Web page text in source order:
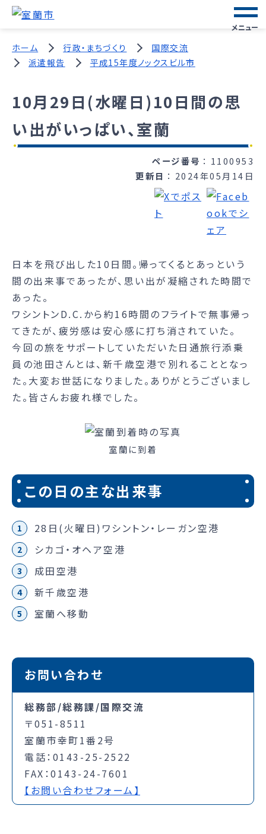
メニュー
ホーム 行政・まちづくり
国際交流
派遣報告
平成15年度ノックスビル市
10月29日(水曜日)10日間の思
い出がいっぱい、室蘭
ページ番号
1100953
更新日
2024年05月14日
日本を飛び出した10日間。帰ってくるとあっという
間の出来事であったが、思い出が凝縮された時間で
あった。
ワシントンD.C.から約16時間のフライトで無事帰っ
てきたが、疲労感は安心感に打ち消されていた。
今回の旅をサポートしていただいた日通旅行添乗
員の池田さんとは、新千歳空港で別れることとなっ
た。大変お世話になりました。ありがとうございまし
た。皆さんお疲れ様でした。
室蘭に到着
この日の主な出来事
28日(火曜日)ワシントン・レーガン空港
シカゴ・オヘア空港
成田空港
新千歳空港
室蘭へ移動
お問い合わせ
総務部/総務課/国際交流
〒051-8511
室蘭市幸町1番2号
電話：0143-25-2522
FAX：0143-24-7601
【お問い合わせフォーム】